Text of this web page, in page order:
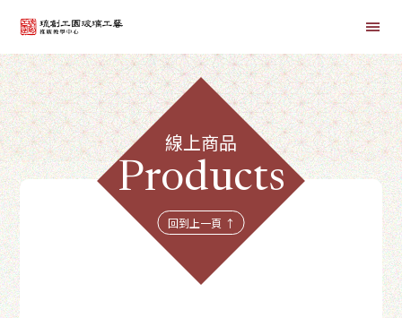
首頁
線上課程
線上商品
Products
回到上一頁 ↑